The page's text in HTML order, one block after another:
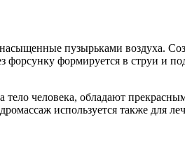
пузырьками воздуха.
форсунку формируется в струи
человека, обладают
используется также для